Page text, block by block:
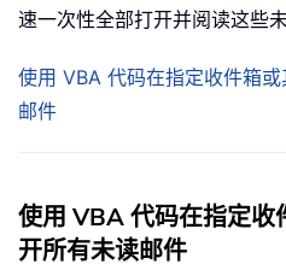
速一次性全部打开并阅读这些
使用 VBA 代码在指定收件箱
邮件
使用 VBA 代码在指定收
开所有未读邮件